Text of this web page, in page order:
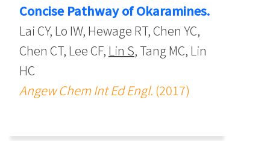
Concise Pathway of Okaramines.
Lai CY, Lo IW, Hewage RT, Chen YC,
Chen CT, Lee CF, Lin S, Tang MC, Lin
HC
Angew Chem Int Ed Engl. (2017)